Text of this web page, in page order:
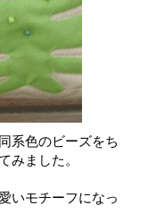
系色のビーズをち
みました。
いモチーフになっ